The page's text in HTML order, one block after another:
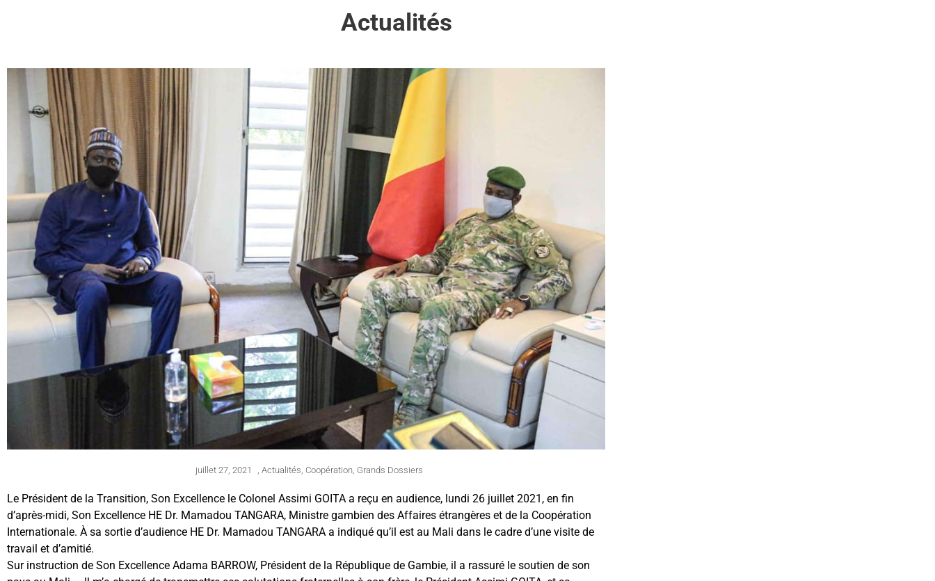
Actualités
juillet 27, 2021 , Actualités, Coopération, Grands Dossiers
Le Président de la Transition, Son Excellence le Colonel Assimi GOITA a reçu en audience, lundi 26 juillet 2021, en fin
d’après-midi, Son Excellence HE Dr. Mamadou TANGARA, Ministre gambien des Affaires étrangères et de la Coopération
Internationale. À sa sortie d’audience HE Dr. Mamadou TANGARA a indiqué qu’il est au Mali dans le cadre d’une visite de
travail et d’amitié.
Sur instruction de Son Excellence Adama BARROW, Président de la République de Gambie, il a rassuré le soutien de son